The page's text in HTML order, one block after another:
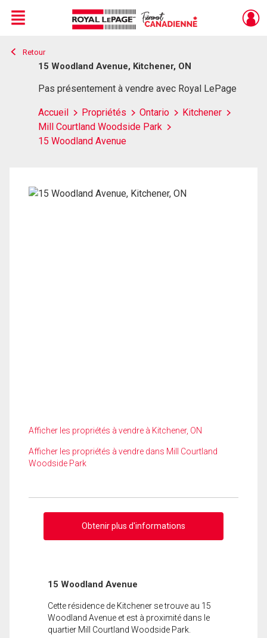
Live
En Direct
Menu
Retour
15 Woodland Avenue, Kitchener, ON
Pas présentement à vendre avec Royal LePage
Accueil Propriétés Ontario
Kitchener
Mill Courtland Woodside Park
15 Woodland Avenue
Afficher les propriétés à vendre à Kitchener, ON
Afficher les propriétés à vendre dans Mill Courtland
Woodside Park
Obtenir plus d'informations
15 Woodland Avenue
Cette résidence de Kitchener se trouve au 15
Woodland Avenue et est à proximité dans le
quartier Mill Courtland Woodside Park.